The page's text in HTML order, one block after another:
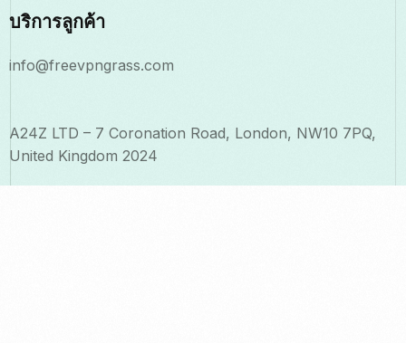
บริการลูกค้า
info@freevpngrass.com
A24Z LTD – 7 Coronation Road, London, NW10 7PQ,
United Kingdom 2024